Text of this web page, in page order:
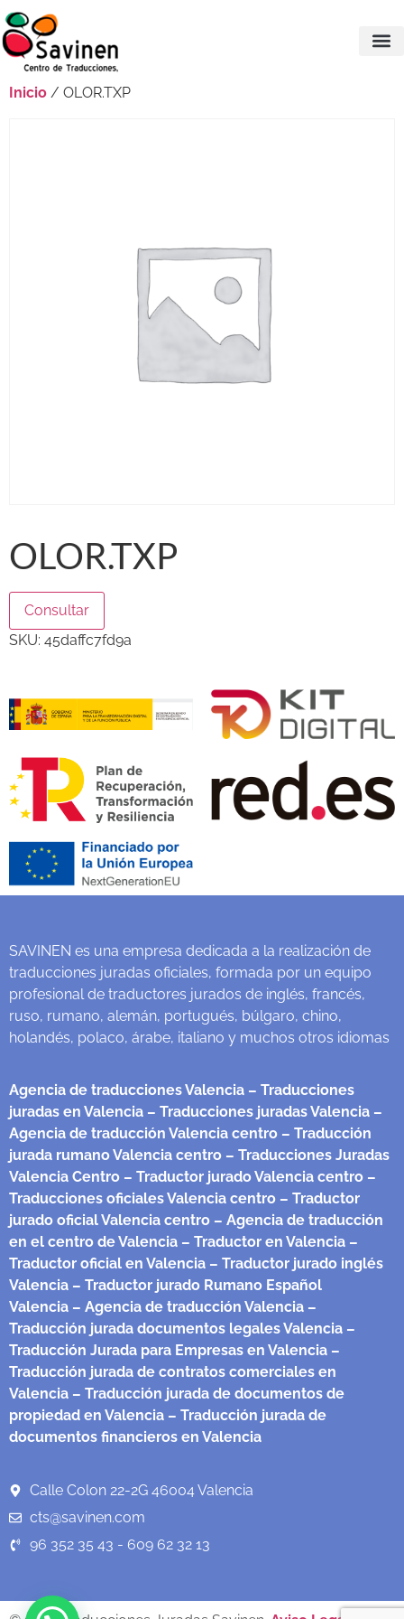
Inicio / OLOR.TXP
OLOR.TXP
Consultar
SKU: 45daffc7fd9a
SAVINEN es una empresa dedicada a la realización de
traducciones juradas oficiales, formada por un equipo
profesional de traductores jurados de inglés, francés,
ruso, rumano, alemán, portugués, búlgaro, chino,
holandés, polaco, árabe, italiano y muchos otros idiomas
Agencia de traducciones Valencia – Traducciones
juradas en Valencia – Traducciones juradas Valencia –
Agencia de traducción Valencia centro – Traducción
jurada rumano Valencia centro – Traducciones Juradas
Valencia Centro – Traductor jurado Valencia centro –
Traducciones oficiales Valencia centro – Traductor
jurado oficial Valencia centro – Agencia de traducción
en el centro de Valencia – Traductor en Valencia –
Traductor oficial en Valencia – Traductor jurado inglés
Valencia – Traductor jurado Rumano Español
Valencia – Agencia de traducción Valencia –
Traducción jurada documentos legales Valencia –
Traducción Jurada para Empresas en Valencia –
Traducción jurada de contratos comerciales en
Valencia – Traducción jurada de documentos de
propiedad en Valencia – Traducción jurada de
documentos financieros en Valencia
Calle Colon 22-2G 46004 Valencia
cts@savinen.com
96 352 35 43 - 609 62 32 13